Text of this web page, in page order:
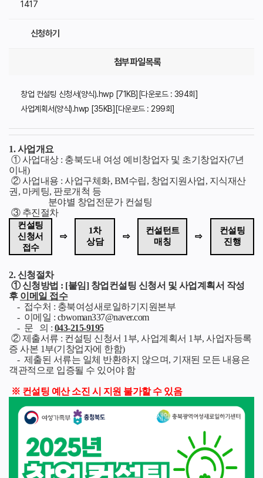
1417
신청하기
첨부파일목록
창업 컨설팅 신청서(양식).hwp [71KB][다운로드 : 394회]
사업계획서(양식).hwp [35KB][다운로드 : 299회]
1. 사업개요
① 사업대상 : 충북도내 여성 예비창업자 및 초기창업자(7년
이내)
② 사업내용 : 사업구체화, BM수립, 창업지원사업, 지식재산
권, 마케팅, 판로개척 등
분야별 창업전문가 컨설팅
③ 추진절차
컨설팅
신청서
접수
⇨
1차
상담
⇨
컨설턴트
매칭
⇨
컨설팅
진행
2. 신청절차
① 신청방법 : [붙임] 창업컨설팅 신청서 및 사업계획서 작성
후 이메일 접수
- 접수처 : 충북여성새로일하기지원본부
- 이메일 : cbwoman337@naver.com
- 문 의 : 043-215-9195
② 제출서류 : 컨설팅 신청서 1부, 사업계획서 1부, 사업자등록
증 사본 1부(기창업자에 한함)
- 제출된 서류는 일체 반환하지 않으며, 기재된 모든 내용은
객관적으로 입증될 수 있어야 함
※ 컨설팅 예산 소진 시 지원 불가할 수 있음